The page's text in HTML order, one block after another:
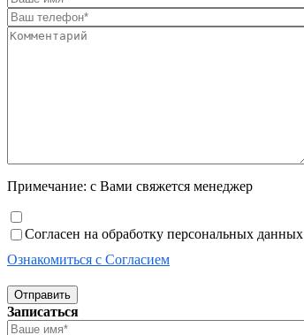
Примечание: с Вами свяжется менеджер
Согласен на обработку персональных данных
Ознакомиться с Согласием
Отправить
Записаться